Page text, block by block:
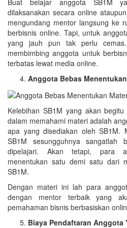
Buat belajar anggota SB1M
dilaksanakan secara online
mengundang mentor langsung ke
berbisnis online. Tapi, untuk
yang jauh pun tak perlu
membimbing anggota untuk
terbatas lewat media online.
Anggota Bebas
Kelebihan SB1M yang akan
dalam memahami materi adalah
apa yang disediakan oleh SB1M.
SB1M sesungguhnya sangatlah
dipelajari. Akan tetapi, para
menentukan satu demi satu dari
SB1M.
Dengan materi ini lah para
dengan mentor terbaik yang
pemahaman bisnis berbasiskan
Biaya Pendaftaran Anggota